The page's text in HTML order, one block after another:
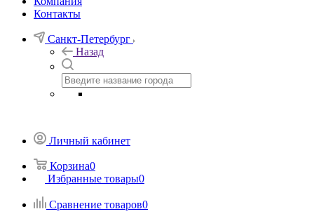
Контакты
Санкт-Петербург
Назад
Личный кабинет
Корзина0
Избранные товары0
Сравнение товаров0